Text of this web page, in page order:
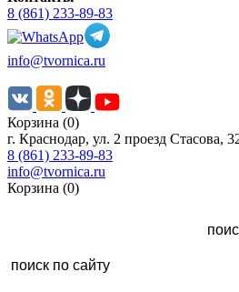
8 (861) 233-89-83
info@tvornica.ru
Корзина (0)
г. Краснодар, ул. 2 проезд Стасова,
8 (861) 233-89-83
info@tvornica.ru
Корзина (0)